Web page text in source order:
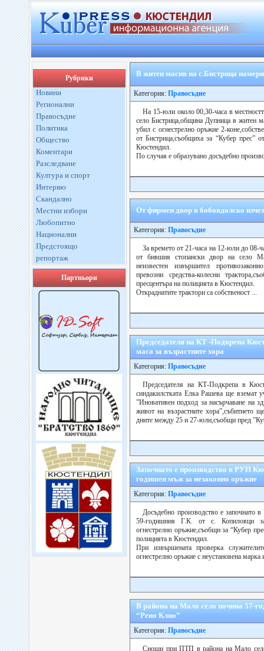
Рубрики
Новини
Регионални
Правосъдие
Политика
Общество
Коментари
Разследване
Култура и спорт
Интервю
Скандално
Местни избори
Любопитно
Национални
Предстоящо
репортаж
Партньори
В житен масив на с.Бистрица
Категория: Правосъдие
На 15-юли около 00,30-часа в
село Бистрица,община Дупница в житен
убил с огнестрелно оръжие 2-
от Бистрица,съобщиха за “Кубер прес”
Кюстендил.
По случая е образувано досъдебно
От фирмен двор в бобовдолско
Категория: Правосъдие
За времето от 21-часа на 12-юли до 08-
от бившия стопански двор на село
неизвестен извършител
превозни средства-колесни
пресцентъра на полицията в Кюстендил.
Откраднатите трактори са собственост ...
Председателя на КТ -Подкрепа
маса за възрастните хора
Категория: Правосъдие
Председателя на КТ-Подкрепа в
синдакилстката Елка Рашева ще вземат
”Иновативен подход за насърчаване на
живот на възрастните хора”,събитието
дните между 25 и 27-юли,съобщи пред
Започнато е производство в РУП
годишен мъж за незаконно оръжие
Категория: Правосъдие
Досъдебно производство е
59-годишния Г.К. от с. Копиловци
огнестрелно оръжие,съобщи за “Кубер
полицията в Кюстендил.
При извършената проверка
огнестрелно оръжие с неустановена марка
В района на Мало село почина 57-
“Рено Клио”
Категория: Правосъдие
Снощи при ПТП в района на Мало